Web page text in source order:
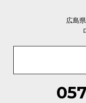
優しい丸みの面
広島